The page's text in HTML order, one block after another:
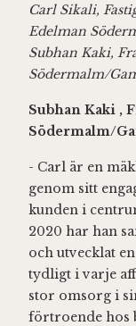
Carl Sikali,
Edelman
Subhan Kaki,
Södermalm/
Subhan Kaki ,
Södermalm/
- Carl är en
genom sitt
kunden i
2020 har han
och utvecklat
tydligt i varje
stor omsorg i
förtroende hos